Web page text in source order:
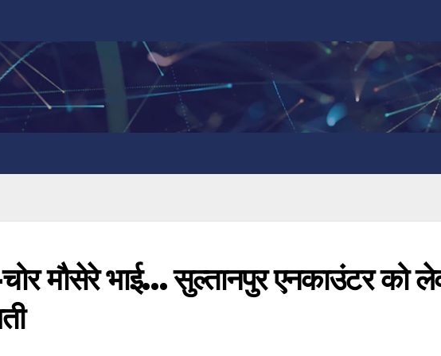
मौसेरे भाई… सुल्‍तानपुर एनकाउंटर को